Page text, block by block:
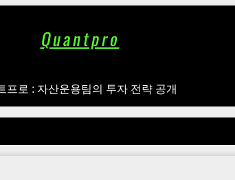
Quantpro
프로 : 자산운용팀의 투자 전략 공개